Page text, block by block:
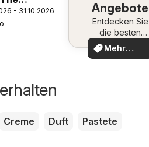
July-
- 31.10.2026
Angebote
Entdecken Sie
die besten
Angebote
Mehr
entdecken
Creme Duft Pastete